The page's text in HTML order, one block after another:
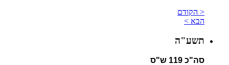
< הקודם
הבא >
תשע"ה
סה"כ 119 ש"ס